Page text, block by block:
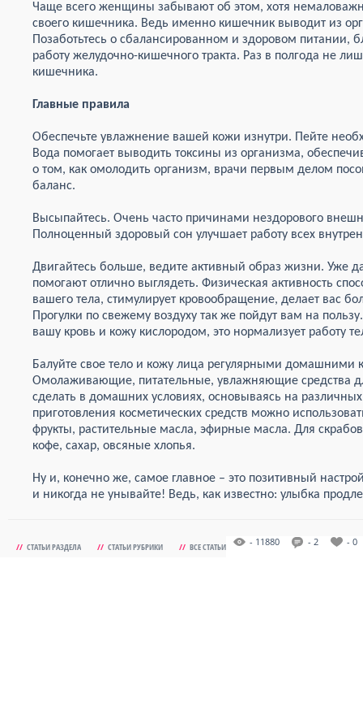
Чаще всего женщины забывают об этом, хотя
своего кишечника. Ведь именно кишечник выводит из
Позаботьтесь о сбалансированном и здоровом питании,
работу желудочно-кишечного тракта. Раз в полгода не
кишечника.
Главные правила
Обеспечьте увлажнение вашей кожи изнутри. Пейте
Вода помогает выводить токсины из организма,
о том, как омолодить организм, врачи первым делом
баланс.
Высыпайтесь. Очень часто причинами нездорового
Полноценный здоровый сон улучшает работу всех
Двигайтесь больше, ведите активный образ жизни. Уже
помогают отлично выглядеть. Физическая активность
вашего тела, стимулирует кровообращение, делает вас
Прогулки по свежему воздуху так же пойдут вам на
вашу кровь и кожу кислородом, это нормализует работу
Балуйте свое тело и кожу лица регулярными домашними
Омолаживающие, питательные, увлажняющие средства
сделать в домашних условиях, основываясь на
приготовления косметических средств можно
фрукты, растительные масла, эфирные масла. Для
кофе, сахар, овсяные хлопья.
Ну и, конечно же, самое главное – это позитивный
и никогда не унывайте! Ведь, как известно: улыбка
// СТАТЬИ РАЗДЕЛА // СТАТЬИ РУБРИКИ // ВСЕ СТАТЬИ - 11880 - 2 - 0